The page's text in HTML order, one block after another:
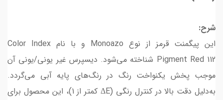
شرح:
این پیگمنت قرمز از نوع Monoazo و با نام Color Index
Pigment Red 112 شناخته می‌شود. دیسپرس غیر یونی/یونی آن
موجب پخش یکنواخت رنگ در رنگ‌های پایه آبی می‌گردد.
به‌دلیل دقت بالا در کنترل رنگی (ΔE کمتر از 1)، این محصول برای